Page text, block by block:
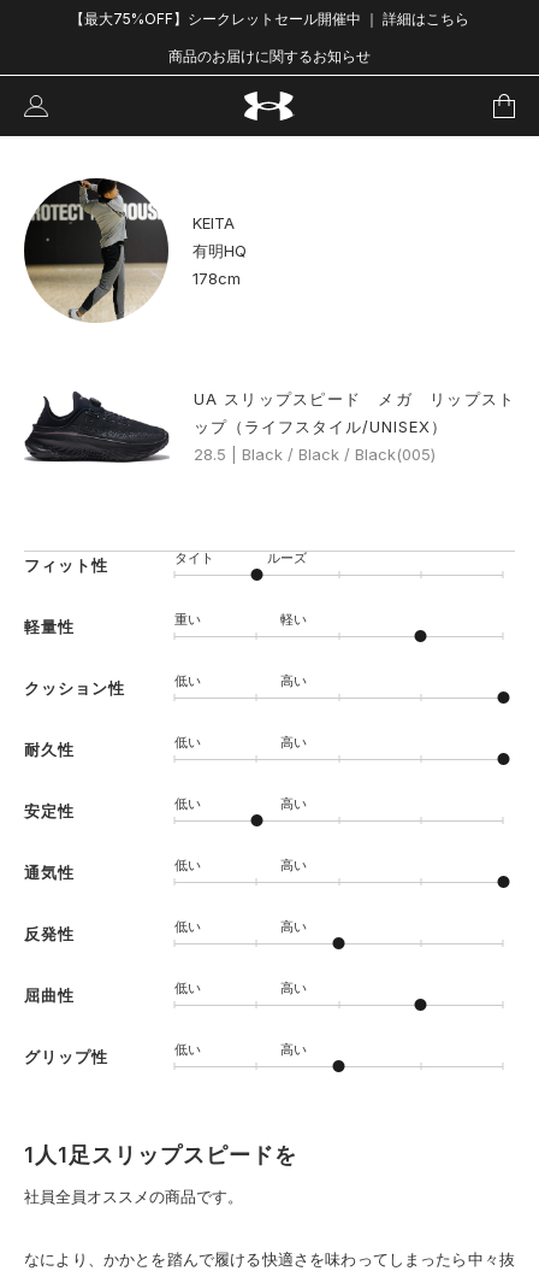
【最大75%OFF】シークレットセール開催中 ｜ 詳細はこちら
商品のお届けに関するお知らせ
KEITA
有明HQ
178cm
UA スリップスピード メガ リップスト
ップ（ライフスタイル/UNISEX）
28.5 | Black / Black / Black(005)
フィット性 タイト ルーズ
軽量性 重い 軽い
クッション性 低い 高い
耐久性 低い 高い
安定性 低い 高い
通気性 低い 高い
反発性 低い 高い
屈曲性 低い 高い
グリップ性 低い 高い
1人1足スリップスピードを
社員全員オススメの商品です。
なにより、かかとを踏んで履ける快適さを味わってしまったら中々抜